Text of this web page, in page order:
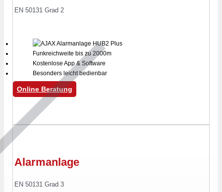
EN 50131 Grad 2
Funkreichweite bis zu 2000m
Kostenlose App & Software
Besonders leicht bedienbar
Online Beratung
Alarmanlage
EN 50131 Grad 3